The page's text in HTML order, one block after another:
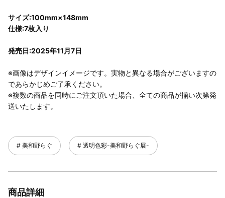
サイズ:100mm×148mm
仕様:7枚入り
発売日:2025年11月7日
※画像はデザインイメージです。実物と異なる場合がございますの
であらかじめご了承ください。
※複数の商品を同時にご注文頂いた場合、全ての商品が揃い次第発
送いたします。
美和野らぐ 透明色彩-美和野らぐ展-
商品詳細